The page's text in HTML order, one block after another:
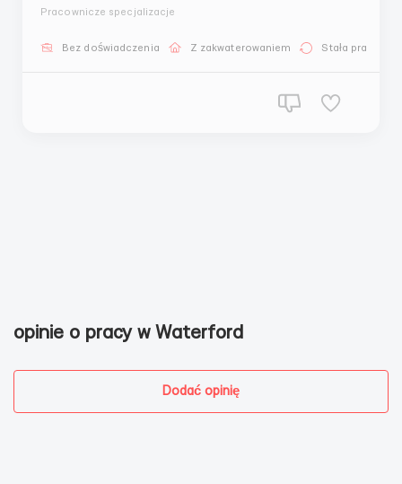
работы: 5 дней в неделю по 10 часов, возможность
Pracownicze specjalizacje
Bez doświadczenia Z zakwaterowaniem Stała praca
opinie o pracy w Waterford
Dodać opinię